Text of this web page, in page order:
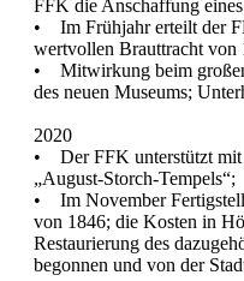
FFK die Anschaffung
• Im Frühjahr erteilt der
wertvollen Brauttracht von
• Mitwirkung beim
des neuen Museums;
2020
• Der FFK unterstützt mit
„August-Storch-Tempels“;
• Im November
von 1846; die Kosten in
Restaurierung des
begonnen und von der